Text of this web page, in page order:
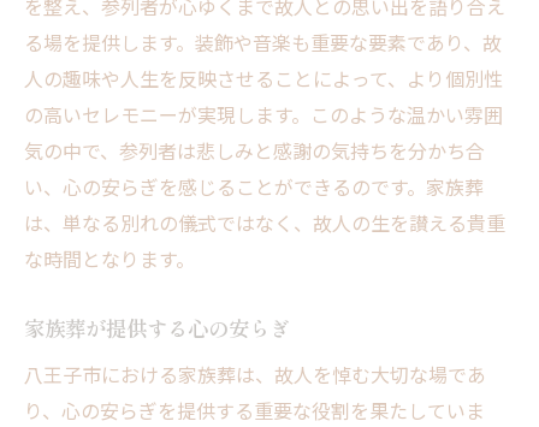
を整え、参列者が心ゆくまで故人との思い出を語り合え
る場を提供します。装飾や音楽も重要な要素であり、故
人の趣味や人生を反映させることによって、より個別性
の高いセレモニーが実現します。このような温かい雰囲
気の中で、参列者は悲しみと感謝の気持ちを分かち合
い、心の安らぎを感じることができるのです。家族葬
は、単なる別れの儀式ではなく、故人の生を讃える貴重
な時間となります。
家族葬が提供する心の安らぎ
八王子市における家族葬は、故人を悼む大切な場であ
り、心の安らぎを提供する重要な役割を果たしていま